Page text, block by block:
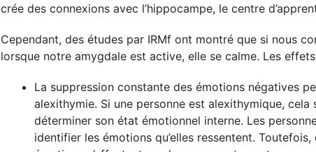
crée des connexions avec l’hippocampe, le centre
Cependant, des études par IRMf ont montré que si nous
lorsque notre amygdale est active, elle se calme. Les
La suppression constante des émotions négatives
alexithymie. Si une personne est alexithymique, cela
déterminer son état émotionnel interne. Les
identifier les émotions qu’elles ressentent.